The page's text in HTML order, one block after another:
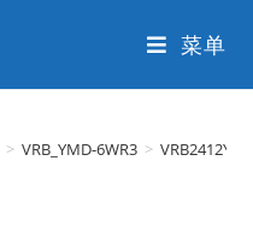
菜单
> VRB_YMD-6WR3 >